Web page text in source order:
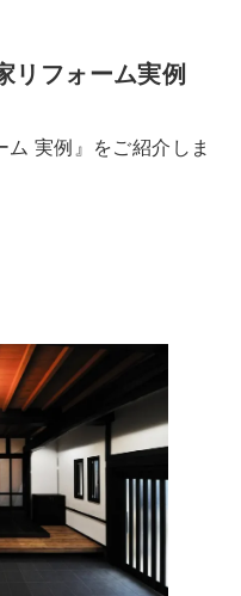
リフォーム実例
実例』をご紹介しま